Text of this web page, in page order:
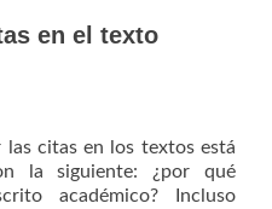
en el texto
las citas en los textos está
la siguiente: ¿por qué
académico? Incluso